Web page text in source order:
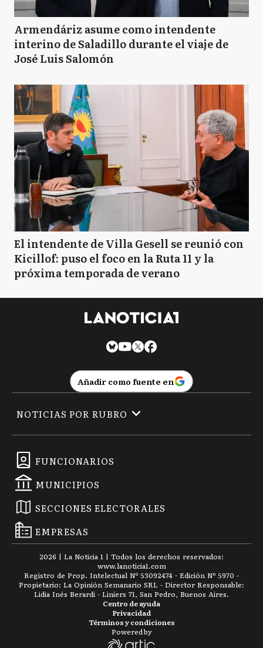
Armendáriz asume como intendente
interino de Saladillo durante el viaje de
José Luis Salomón
El intendente de Villa Gesell se reunió con
Kicillof: puso el foco en la Ruta 11 y la
próxima temporada de verano
Añadir como fuente en
FUNCIONARIOS
MUNICIPIOS
SECCIONES ELECTORALES
EMPRESAS
NOTICIAS POR RUBRO
2026 | La Noticia 1 | Todos los derechos reservados:
www.lanoticia1.com
Registro de Prop. Intelectual Nº 53092474 · Edición Nº 5970 -
Propietario: La Opinión Semanario SRL - Director Responsable:
Lidia Inés Berardi - Liniers 71, San Pedro, Buenos Aires.
Términos y condiciones
Privacidad
Centro de ayuda
Powered by